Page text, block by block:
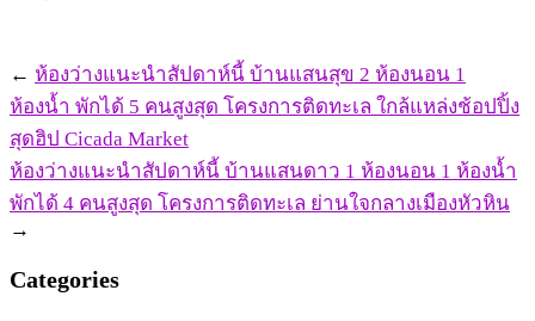
← ห้องว่างแนะนำสัปดาห์นี้ บ้านแสนสุข 2 ห้องนอน 1
ห้องน้ำ พักได้ 5 คนสูงสุด โครงการติดทะเล ใกล้แหล่งช้อปปิ้ง
สุดฮิป Cicada Market
ห้องว่างแนะนำสัปดาห์นี้ บ้านแสนดาว 1 ห้องนอน 1 ห้องน้ำ
พักได้ 4 คนสูงสุด โครงการติดทะเล ย่านใจกลางเมืองหัวหิน
→
Categories